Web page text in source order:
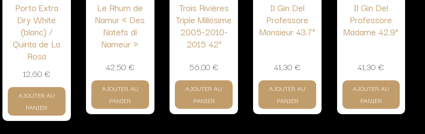
Porto Extra
Dry White
(blanc) /
Quinta de La
Rosa
12,60 €
AJOUTER AU
PANIER
Le Rhum de
Namur « Des
Natèfs di
Nameur »
42,50 €
AJOUTER AU
PANIER
Trois Rivières
Triple Millésime
2005-2010-
2015 42°
56,00 €
AJOUTER AU
PANIER
Il Gin Del
Professore
Monsieur 43.7°
41,30 €
AJOUTER AU
PANIER
Il Gin Del
Professore
Madame 42.9°
41,30 €
AJOUTER AU
PANIER